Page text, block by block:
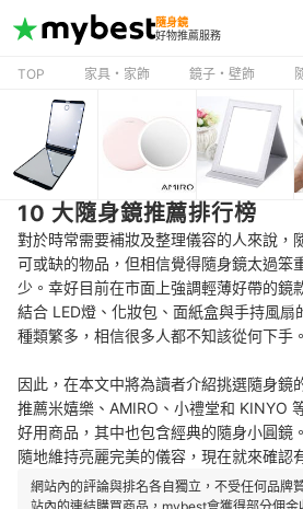
隨身鏡
好物推薦服務
TOP 家具・家飾 鏡子・壁飾
10 大隨身鏡推薦排行榜
對於時常需要補妝及整理儀容的人來說，
可或缺的物品，但相信覺得隨身鏡太過笨
少。幸好目前在市面上強調輕薄好帶的鏡
結合 LED燈、化妝包、面紙盒與手持風扇
種類繁多，相信很多人都不知該從何下手。
因此，在本文中將為讀者介紹挑選隨身鏡
推薦米嬉樂、AMIRO、小禮堂和 KINYO
好用商品，其中也包含經典的隨身小圓鏡
隨地維持亮麗完美的儀容，現在就來確認
網站內的評論與排名各自獨立，不受任何品牌